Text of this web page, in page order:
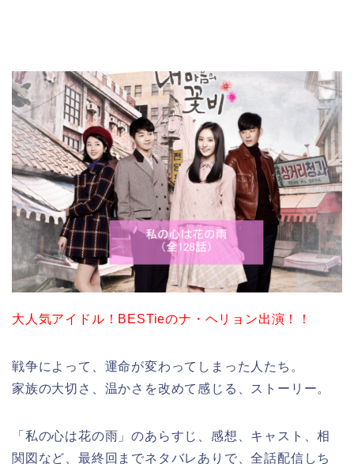
大人気アイドル！BESTieのナ・ヘリョン出演！！
戦争によって、運命が変わってしまった人たち。
家族の大切さ、温かさを改めて感じる、ストーリー。
「私の心は花の雨」のあらすじ、感想、キャスト、相
関図など、最終回までネタバレありで、全話配信しち